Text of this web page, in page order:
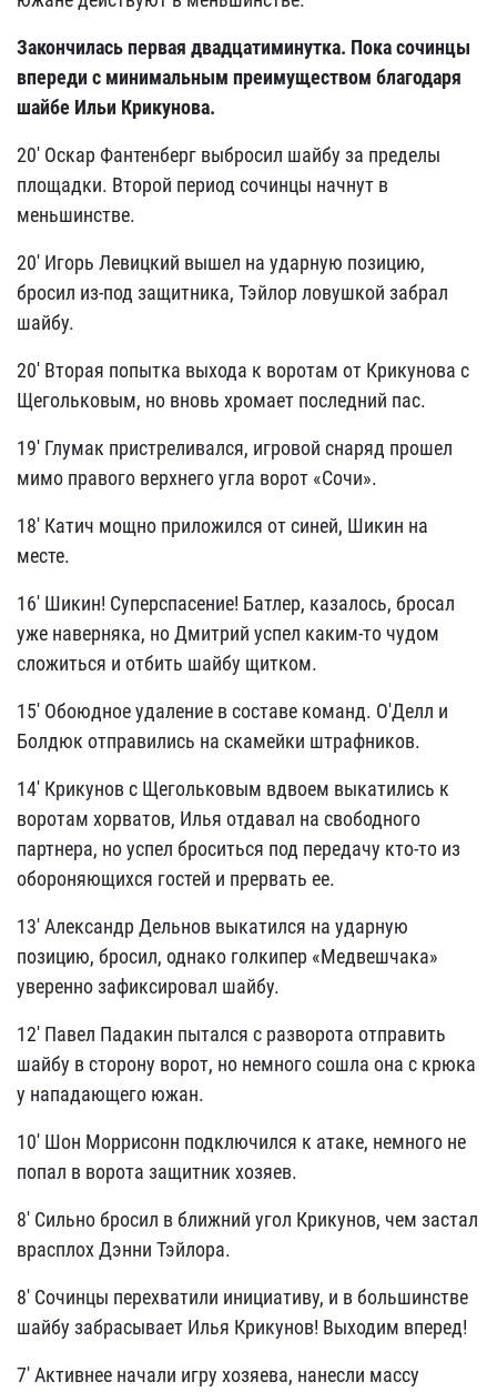
Закончилась первая двадцатиминутка. Пока сочинцы
впереди с минимальным преимуществом благодаря
шайбе Ильи Крикунова.
20' Оскар Фантенберг выбросил шайбу за пределы
площадки. Второй период сочинцы начнут в
меньшинстве.
20' Игорь Левицкий вышел на ударную позицию,
бросил из-под защитника, Тэйлор ловушкой забрал
шайбу.
20' Вторая попытка выхода к воротам от Крикунова с
Щегольковым, но вновь хромает последний пас.
19' Глумак пристреливался, игровой снаряд прошел
мимо правого верхнего угла ворот «Сочи».
18' Катич мощно приложился от синей, Шикин на
месте.
16' Шикин! Суперспасение! Батлер, казалось, бросал
уже наверняка, но Дмитрий успел каким-то чудом
сложиться и отбить шайбу щитком.
15' Обоюдное удаление в составе команд. О'Делл и
Болдюк отправились на скамейки штрафников.
14' Крикунов с Щегольковым вдвоем выкатились к
воротам хорватов, Илья отдавал на свободного
партнера, но успел броситься под передачу кто-то из
обороняющихся гостей и прервать ее.
13' Александр Дельнов выкатился на ударную
позицию, бросил, однако голкипер «Медвешчака»
уверенно зафиксировал шайбу.
12' Павел Падакин пытался с разворота отправить
шайбу в сторону ворот, но немного сошла она с крюка
у нападающего южан.
10' Шон Моррисонн подключился к атаке, немного не
попал в ворота защитник хозяев.
8' Сильно бросил в ближний угол Крикунов, чем застал
врасплох Дэнни Тэйлора.
8' Сочинцы перехватили инициативу, и в большинстве
шайбу забрасывает Илья Крикунов! Выходим вперед!
7' Активнее начали игру хозяева, нанесли массу